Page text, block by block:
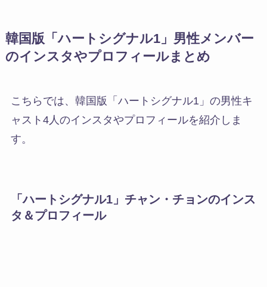
韓国版「ハートシグナル1」男性メンバー
のインスタやプロフィールまとめ
こちらでは、 韓国版「ハートシグナル1」の男性キ
ャスト4人のインスタやプロフィールを紹介しま
す。
「ハートシグナル1」チャン・チョンのインス
タ＆プロフィール